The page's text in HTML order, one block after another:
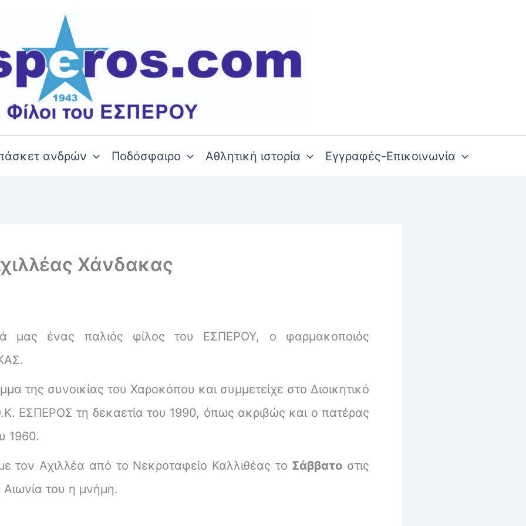
ανδρών Ποδόσφαιρο Αθλητική ιστορία Εγγραφές-Επικοινωνία
Χάνδακας
μας ένας παλιός φίλος του ΕΣΠΕΡΟΥ, ο φαρμακοποιός
της συνοικίας του Χαροκόπου και συμμετείχε στο Διοικητικό
ΕΣΠΕΡΟΣ τη δεκαετία του 1990, όπως ακριβώς και ο πατέρας
1960.
τον Αχιλλέα από το Νεκροταφείο Καλλιθέας το Σάββατο στις
Αιωνία του η μνήμη.